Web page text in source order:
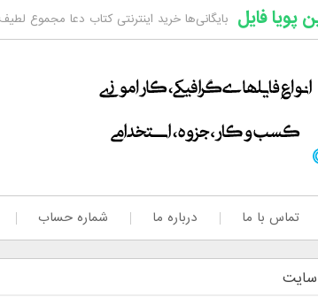
پویا فایل بایگانی‌ها خرید اینترنتی کتاب دعا مجموع
تماس با ما درباره ما شماره حساب
سایت